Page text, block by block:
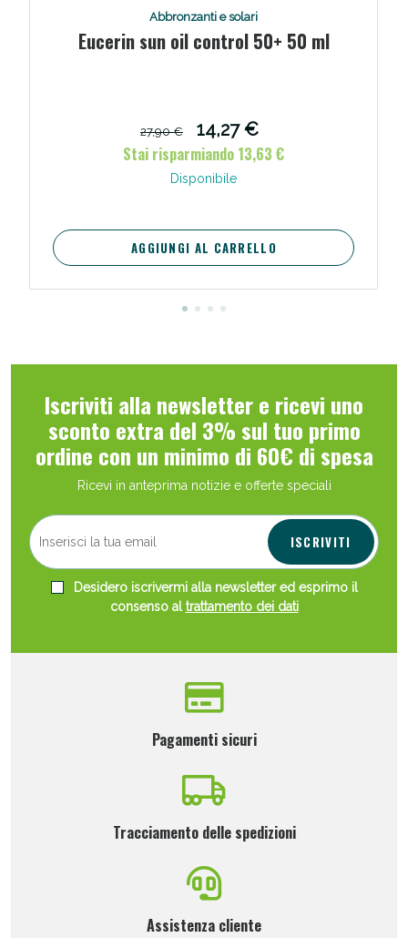
Abbronzanti e solari
Eucerin sun oil control 50+ 50 ml
27,90 €
14,27 €
Stai risparmiando 13,63 €
Disponibile
AGGIUNGI AL CARRELLO
Iscriviti alla newsletter e ricevi uno
sconto extra del 3% sul tuo primo
ordine con un minimo di 60€ di spesa
Ricevi in anteprima notizie e offerte speciali
ISCRIVITI
Desidero iscrivermi alla newsletter ed esprimo il
consenso altrattamento dei dati
Pagamenti sicuri
Tracciamento delle spedizioni
Assistenza cliente